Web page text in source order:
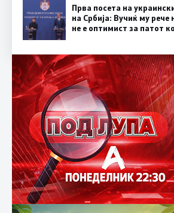
Прва посета на
на Србија: Вучиќ му рече
не е оптимист за патот